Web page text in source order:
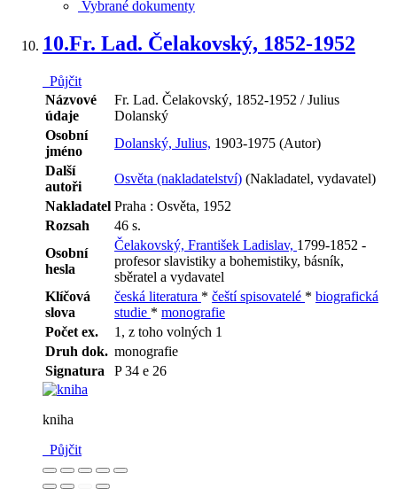
Vybrané dokumenty
10.Fr. Lad. Čelakovský, 1852-1952
Půjčit
Názvové
údaje
Fr. Lad. Čelakovský, 1852-1952 / Julius
Dolanský
Osobní
jméno
Dolanský, Julius, 1903-1975 (Autor)
Další
autoři
Osvěta (nakladatelství) (Nakladatel, vydavatel)
Nakladatel Praha : Osvěta, 1952
Rozsah
46 s.
Osobní
hesla
Čelakovský, František Ladislav, 1799-1852 -
profesor slavistiky a bohemistiky, básník,
sběratel a vydavatel
Klíčová
slova
česká literatura * čeští spisovatelé * biografická
studie * monografie
Počet ex.
1, z toho volných 1
Druh dok. monografie
Signatura
P 34 e 26
kniha
Půjčit